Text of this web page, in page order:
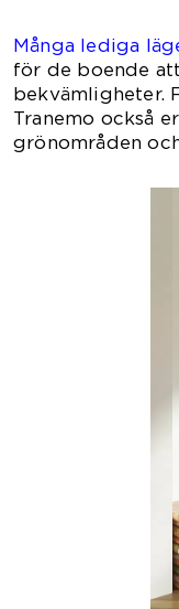
Många lediga
för de boende
bekvämligheter.
Tranemo också
grönområden